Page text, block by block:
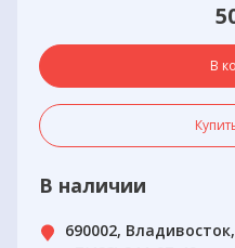
В
В наличии
690002,